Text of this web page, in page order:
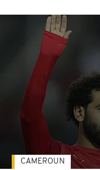
CAMEROUN